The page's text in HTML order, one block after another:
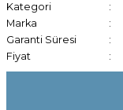
Kategori
Marka
Garanti Süresi
Fiyat